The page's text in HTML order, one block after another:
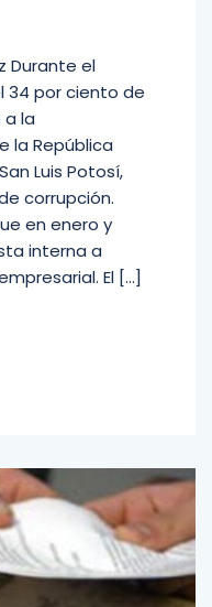
Durante el
34 por ciento de
la
la República
Luis Potosí,
corrupción.
en enero y
interna a
El […]